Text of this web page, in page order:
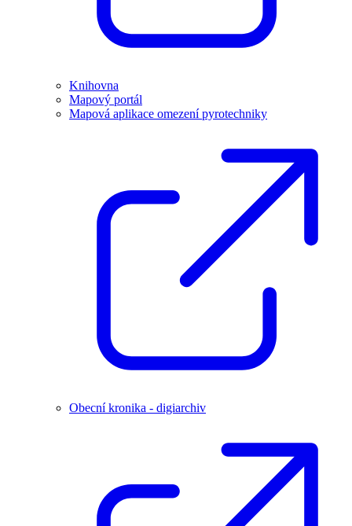
Knihovna
Mapový portál
Mapová aplikace omezení pyrotechniky
Obecní kronika - digiarchiv